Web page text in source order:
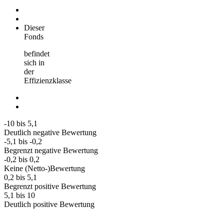
Dieser
Fonds
befindet
sich in
der
Effizienzklasse
-10 bis 5,1
Deutlich negative Bewertung
-5,1 bis -0,2
Begrenzt negative Bewertung
-0,2 bis 0,2
Keine (Netto-)Bewertung
0,2 bis 5,1
Begrenzt positive Bewertung
5,1 bis 10
Deutlich positive Bewertung